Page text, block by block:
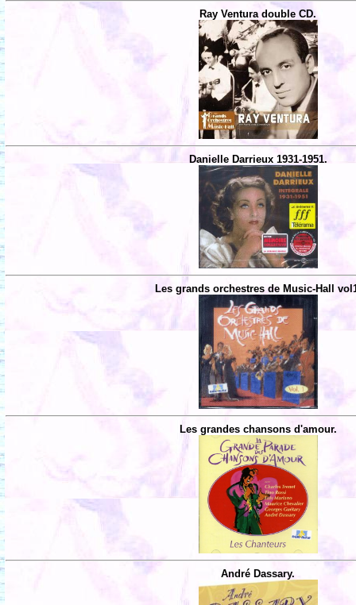
Ray Ventura double CD.
Danielle Darrieux 1931-1951.
Les grands orchestres de Music-Hall
Les grandes chansons d'amour.
André Dassary.